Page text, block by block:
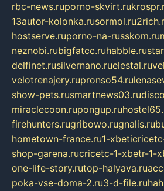
rbc-news.ruporno-skvirt.ru
13autor-kolonka.rusormol.ru
hostserve.ruporno-na-russkom.ru
neznobi.rubigfatcc.ruhabble.ru
delfinet.rusilvernano.ruelestal.ru
velotrenajery.rupronso54.ru
show-pets.rusmartnews03.ru
miraclecoon.rupongup.ru
firehunters.rugribowo.rugnalis.ru
hometown-france.ru1-
shop-garena.rucricetc-1-xbetr-1-
one-life-story.rutop-halyava.ru
poka-vse-doma-2.ru3-d-file.ru